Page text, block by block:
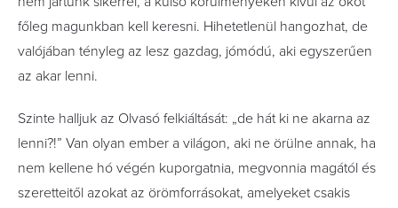
főleg magunkban kell keresni. Hihetetlenül hangozhat, de
valójában tényleg az lesz gazdag, jómódú, aki egyszerűen
az akar lenni.
Szinte halljuk az Olvasó felkiáltását: „de hát ki ne akarna az
lenni?!” Van olyan ember a világon, aki ne örülne annak, ha
nem kellene hó végén kuporgatnia, megvonnia magától és
szeretteitől azokat az örömforrásokat, amelyeket csakis